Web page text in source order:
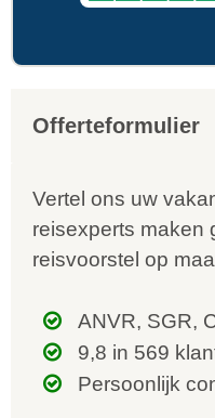
Offerteformulier
Vertel ons uw
reisexperts maken
reisvoorstel op
ANVR, SGR,
9,8 in 569
Persoonlijk